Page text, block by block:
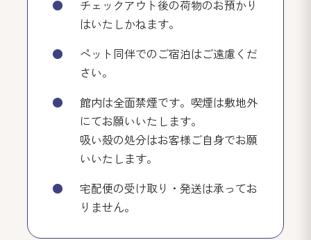
チェックアウト後の荷物のお預かり
はいたしかねます。
ペット同伴でのご宿泊はご遠慮くだ
さい。
館内は全面禁煙です。喫煙は敷地外
にてお願いいたします。
吸い殻の処分はお客様ご自身でお願
いいたします。
宅配便の受け取り・発送は承ってお
りません。